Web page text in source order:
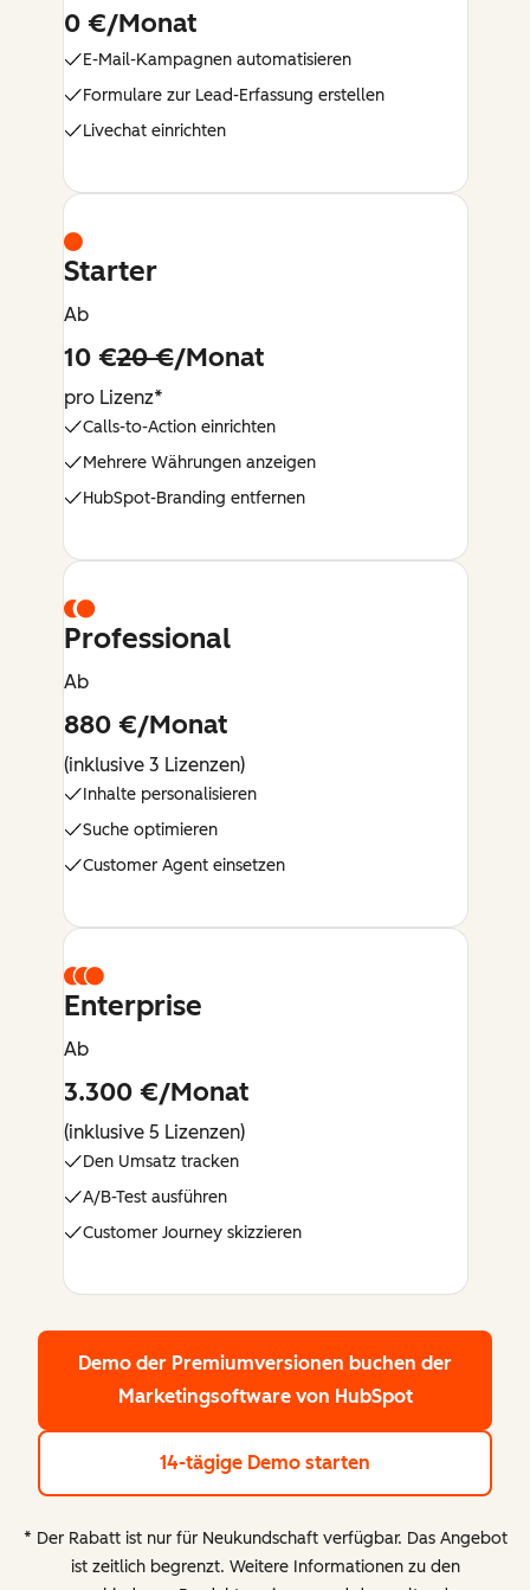
0 €/Monat
E-Mail-Kampagnen automatisieren
Formulare zur Lead-Erfassung erstellen
Livechat einrichten
Starter
Ab
10 €20 €/Monat
pro Lizenz*
Calls-to-Action einrichten
Mehrere Währungen anzeigen
HubSpot-Branding entfernen
Professional
Ab
880 €/Monat
(inklusive 3 Lizenzen)
Inhalte personalisieren
Suche optimieren
Customer Agent einsetzen
Enterprise
Ab
3.300 €/Monat
(inklusive 5 Lizenzen)
Den Umsatz tracken
A/B-Test ausführen
Customer Journey skizzieren
Demo der Premiumversionen buchen der
Marketingsoftware von HubSpot
14-tägige Demo starten
* Der Rabatt ist nur für Neukundschaft verfügbar. Das Angebot
ist zeitlich begrenzt. Weitere Informationen zu den